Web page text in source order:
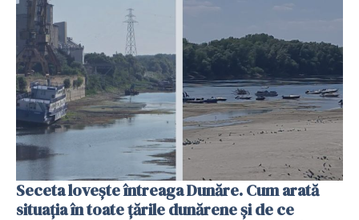
Seceta lovește întreaga Dunăre. Cum arată
situația în toate țările dunărene și de ce